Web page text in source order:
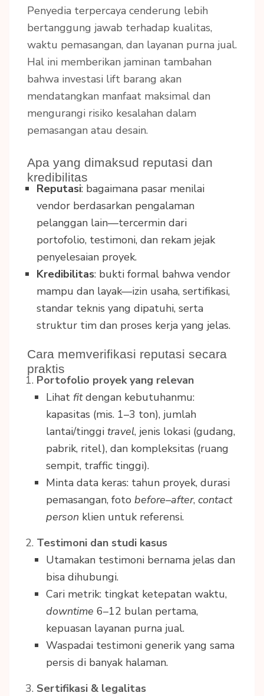
Penyedia terpercaya cenderung lebih
bertanggung jawab terhadap kualitas,
waktu pemasangan, dan layanan purna jual.
Hal ini memberikan jaminan tambahan
bahwa investasi lift barang akan
mendatangkan manfaat maksimal dan
mengurangi risiko kesalahan dalam
pemasangan atau desain.
Apa yang dimaksud reputasi dan
kredibilitas
Reputasi: bagaimana pasar menilai
vendor berdasarkan pengalaman
pelanggan lain—tercermin dari
portofolio, testimoni, dan rekam jejak
penyelesaian proyek.
Kredibilitas: bukti formal bahwa vendor
mampu dan layak—izin usaha, sertifikasi,
standar teknis yang dipatuhi, serta
struktur tim dan proses kerja yang jelas.
Cara memverifikasi reputasi secara
praktis
Portofolio proyek yang relevan
Lihat fitdengan kebutuhanmu:
kapasitas (mis. 1–3 ton), jumlah
lantai/tinggi travel, jenis lokasi (gudang,
pabrik, ritel), dan kompleksitas (ruang
sempit, traffic tinggi).
Minta data keras: tahun proyek, durasi
pemasangan, foto before–after, contact
person klien untuk referensi.
Testimoni dan studi kasus
Utamakan testimoni bernama jelas dan
bisa dihubungi.
Cari metrik: tingkat ketepatan waktu,
downtime 6–12 bulan pertama,
kepuasan layanan purna jual.
Waspadai testimoni generik yang sama
persis di banyak halaman.
Sertifikasi & legalitas